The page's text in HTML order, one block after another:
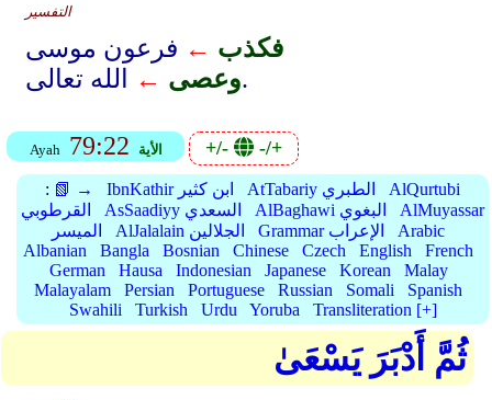
التفسير
فكذب ← فرعون موسى
وعصى ← الله تعالى.
Ayah 79:22 الأية +/- -/+
: 📗 → IbnKathir ابن كثير AtTabariy الطبري
AlQurtubi
القرطوبي
AsSaadiyy السعدي AlBaghawi البغوي
AlMuyassar
الميسر
AlJalalain الجلالين Grammar الإعراب
Arabic
Albanian
Bangla Bosnian Chinese Czech English
French
German
Hausa Indonesian Japanese Korean
Malay
Malayalam
Persian Portuguese Russian Somali
Spanish
Swahili
Turkish Urdu Yoruba Transliteration [+]
ثُمَّ أَدْبَرَ يَسْعَىٰ